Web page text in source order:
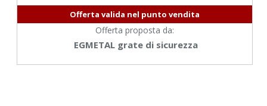
Offerta valida nel punto vendita
Offerta proposta da:
EGMETAL grate di sicurezza